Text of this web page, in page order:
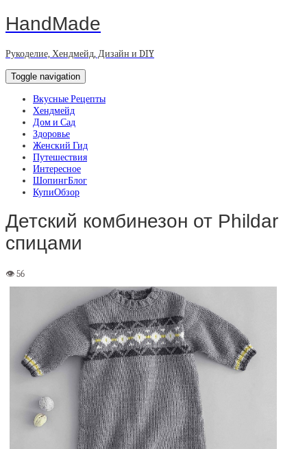
HandMade
Рукоделие, Хендмейд, Дизайн и DIY
Toggle navigation
Вкусные Рецепты
Хендмейд
Дом и Сад
Здоровье
Женский Гид
Путешествия
Интересное
ШопингБлог
КупиОбзор
Детский комбинезон от Phildar
спицами